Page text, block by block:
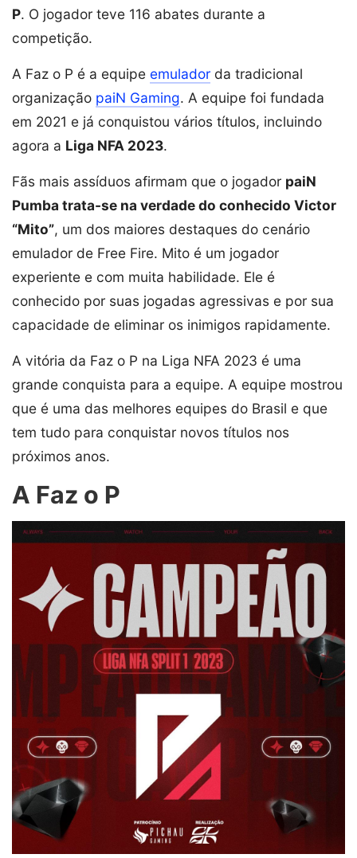
P. O jogador teve 116 abates durante a
competição.
A Faz o P é a equipe emulador da tradicional
organização paiN Gaming. A equipe foi fundada
em 2021 e já conquistou vários títulos, incluindo
agora a Liga NFA 2023.
Fãs mais assíduos afirmam que o jogador paiN
Pumba trata-se na verdade do conhecido Victor
“Mito”, um dos maiores destaques do cenário
emulador de Free Fire. Mito é um jogador
experiente e com muita habilidade. Ele é
conhecido por suas jogadas agressivas e por sua
capacidade de eliminar os inimigos rapidamente.
A vitória da Faz o P na Liga NFA 2023 é uma
grande conquista para a equipe. A equipe mostrou
que é uma das melhores equipes do Brasil e que
tem tudo para conquistar novos títulos nos
próximos anos.
A Faz o P